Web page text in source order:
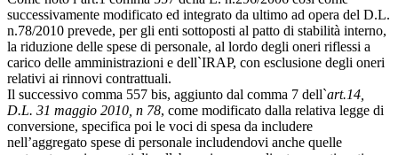
successivamente modificato ed integrato da ultimo ad opera del D.L.
n.78/2010 prevede, per gli enti sottoposti al patto di stabilità interno,
la riduzione delle spese di personale, al lordo degli oneri riflessi a
carico delle amministrazioni e dell`IRAP, con esclusione degli oneri
relativi ai rinnovi contrattuali.
Il successivo comma 557 bis, aggiunto dal comma 7 dell`art.14,
D.L. 31 maggio 2010, n 78, come modificato dalla relativa legge di
conversione, specifica poi le voci di spesa da includere
nell’aggregato spese di personale includendovi anche quelle